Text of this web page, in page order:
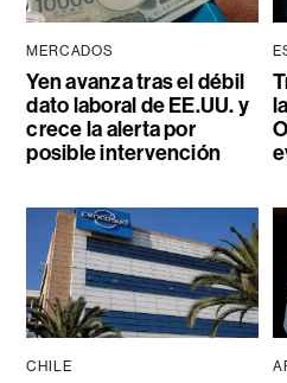
MERCADOS
Yen avanza tras el débil
dato laboral de EE.UU. y
crece la alerta por
posible intervención
CHILE